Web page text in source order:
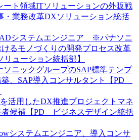
ート領域ITソリューションの外販戦
業務改革DXソリューション統括
システムエンジニア ※パナソニ
るモノづくりの開発プロセス改革
ューション統括部】
ソニックグループのSAP標準テンプ
築、SAP導入コンサルタント【PD
を活用したDX推進プロジェクトマネ
候補【PD ビジネスデザイン統括
システムエンジニア、導入コンサ